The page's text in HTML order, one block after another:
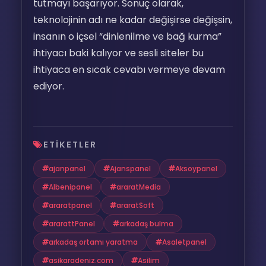
tutmayı başarıyor. Sonuç olarak,
teknolojinin adı ne kadar değişirse değişsin,
insanın o içsel “dinlenilme ve bağ kurma”
ihtiyacı baki kalıyor ve sesli siteler bu
ihtiyaca en sıcak cevabı vermeye devam
ediyor.
ETIKETLER
ajanpanel Ajanspanel
Aksoypanel
Albenipanel
araratMedia
araratpanel
araratSoft
ararattPanel
arkadaş bulma
arkadaş ortamı yaratma
Asaletpanel
asikaradeniz.com
Asilim